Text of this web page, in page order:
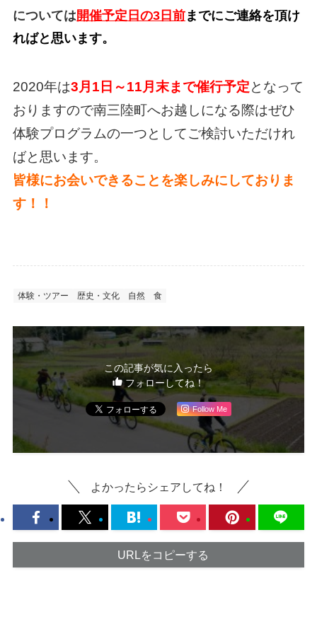
については 開催予定日の3日前までにご連絡を頂け
ればと思います。
2020年は3月1日～11月末まで催行予定となって
おりますので南三陸町へお越しになる際はぜひ
体験プログラムの一つとしてご検討いただけれ
ばと思います。
皆様にお会いできることを楽しみにしておりま
す！！
体験・ツアー 歴史・文化 自然 食
この記事が気に入ったら
フォローしてね！
Follow Me
よかったらシェアしてね！
URLをコピーする